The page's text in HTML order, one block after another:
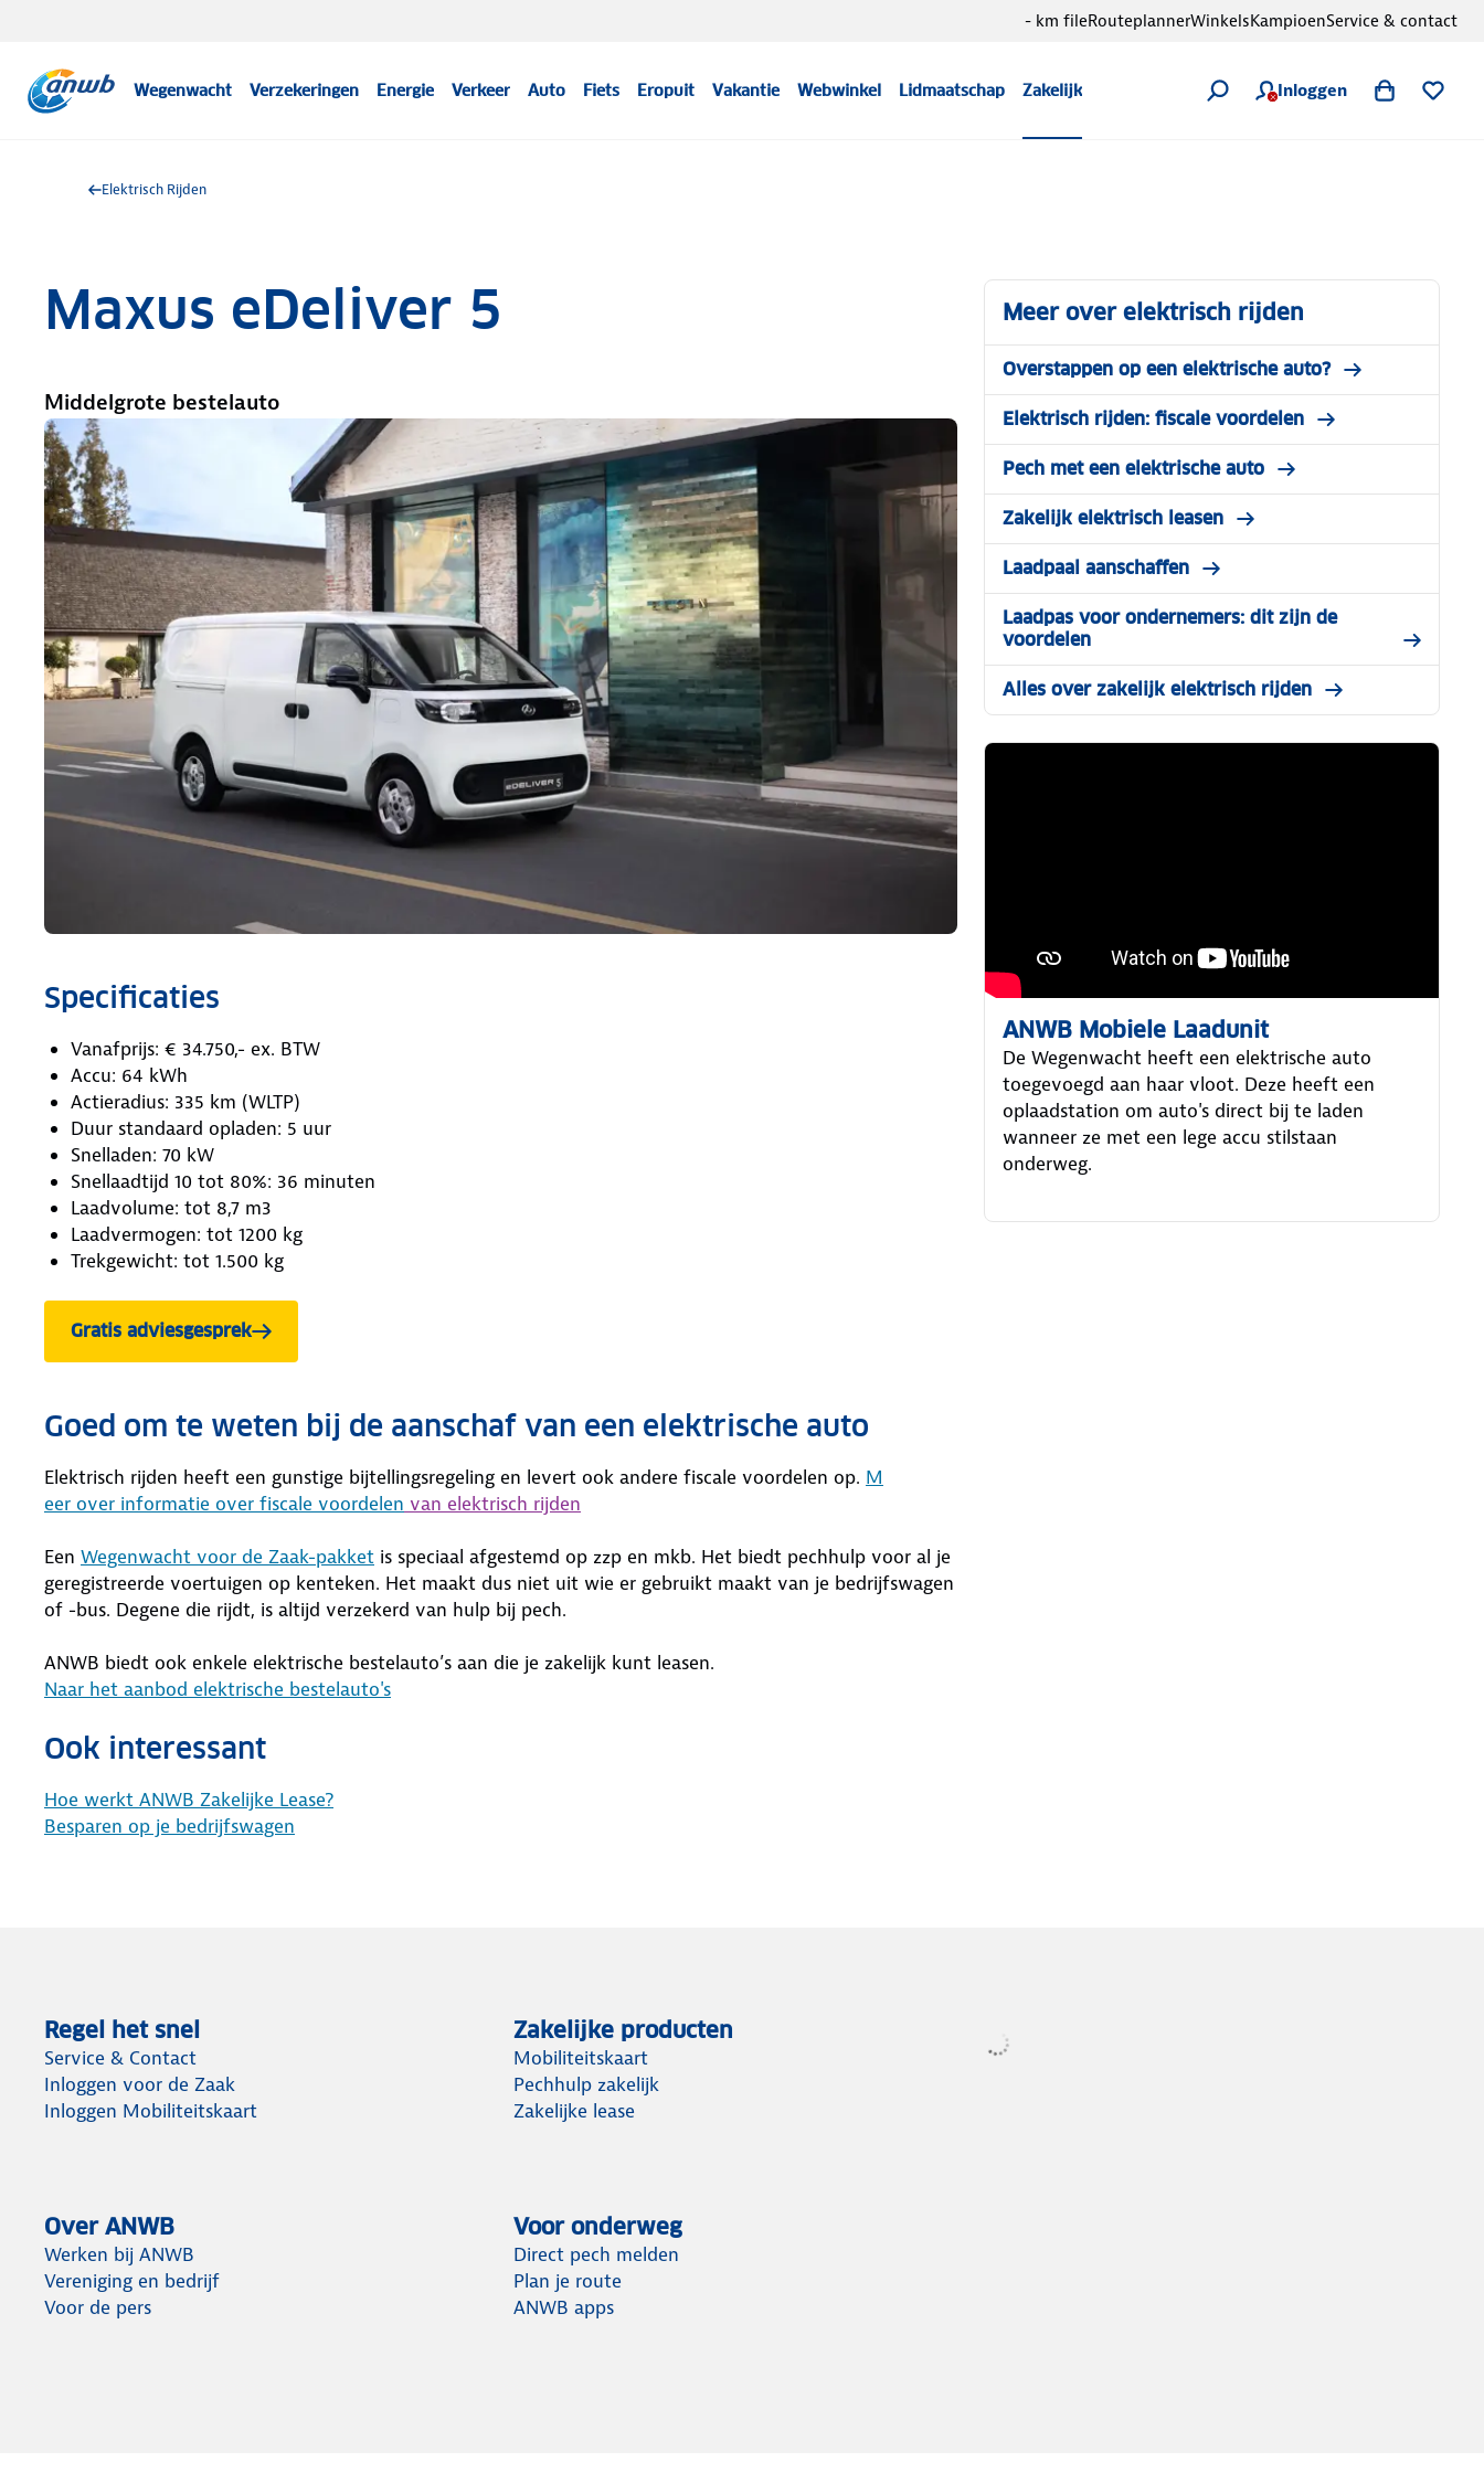
Wegenwacht Verzekeringen Energie Verkeer Auto Fiets Eropuit Vakantie Webwinkel Lidmaatschap Zakelijk Inloggen
- km fileRouteplannerWinkelsKampioenService & contact
Elektrisch Rijden
Maxus eDeliver 5
Middelgrote bestelauto
Specificaties
Vanafprijs: € 34.750,- ex. BTW
Accu: 64 kWh
Actieradius: 335 km (WLTP)
Duur standaard opladen: 5 uur
Snelladen: 70 kW
Snellaadtijd 10 tot 80%: 36 minuten
Laadvolume: tot 8,7 m3
Laadvermogen: tot 1200 kg
Trekgewicht: tot 1.500 kg
Gratis adviesgesprek
Goed om te weten bij de aanschaf van een elektrische auto
Elektrisch rijden heeft een gunstige bijtellingsregeling en levert ook andere fiscale voordelen op. M
eer over informatie over fiscale voordelen van elektrisch rijden
Een Wegenwacht voor de Zaak-pakket is speciaal afgestemd op zzp en mkb. Het biedt pechhulp voor al je
geregistreerde voertuigen op kenteken. Het maakt dus niet uit wie er gebruikt maakt van je bedrijfswagen
of -bus. Degene die rijdt, is altijd verzekerd van hulp bij pech.
ANWB biedt ook enkele elektrische bestelauto’s aan die je zakelijk kunt leasen.
Naar het aanbod elektrische bestelauto's
Ook interessant
Hoe werkt ANWB Zakelijke Lease?
Besparen op je bedrijfswagen
Meer over elektrisch rijden
Overstappen op een elektrische auto?
Elektrisch rijden: fiscale voordelen
Pech met een elektrische auto
Zakelijk elektrisch leasen
Laadpaal aanschaffen
Laadpas voor ondernemers: dit zijn de
voordelen
Alles over zakelijk elektrisch rijden
ANWB Mobiele Laadunit
De Wegenwacht heeft een elektrische auto
toegevoegd aan haar vloot. Deze heeft een
oplaadstation om auto's direct bij te laden
wanneer ze met een lege accu stilstaan
onderweg.
Regel het snel
Service & Contact
Inloggen voor de Zaak
Inloggen Mobiliteitskaart
Zakelijke producten
Mobiliteitskaart
Pechhulp zakelijk
Zakelijke lease
Over ANWB
Werken bij ANWB
Vereniging en bedrijf
Voor de pers
Voor onderweg
Direct pech melden
Plan je route
ANWB apps